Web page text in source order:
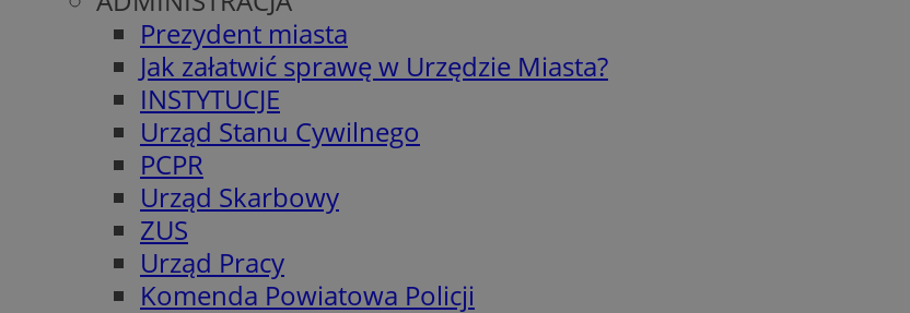
Prezydent miasta
Jak załatwić sprawę w Urzędzie Miasta?
INSTYTUCJE
Urząd Stanu Cywilnego
PCPR
Urząd Skarbowy
ZUS
Urząd Pracy
Komenda Powiatowa Policji